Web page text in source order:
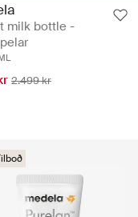
milk bottle -
2.499 kr